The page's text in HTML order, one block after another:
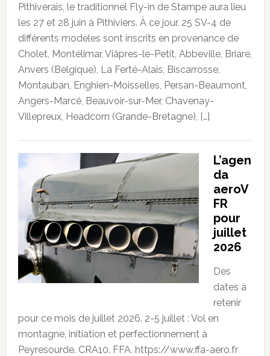
Pithiverais, le traditionnel Fly-in de Stampe aura lieu
les 27 et 28 juin à Pithiviers. À ce jour, 25 SV-4 de
différents modèles sont inscrits en provenance de
Cholet, Montélimar, Viâpres-le-Petit, Abbeville, Briare,
Anvers (Belgique), La Ferté-Alais, Biscarrosse,
Montauban, Enghien-Moisselles, Persan-Beaumont,
Angers-Marcé, Beauvoir-sur-Mer, Chavenay-
Villepreux, Headcorn (Grande-Bretagne), […]
L’agen
da
aeroV
FR
pour
juillet
2026
Des
dates à
retenir
pour ce mois de juillet 2026. 2-5 juillet : Vol en
montagne, initiation et perfectionnement à
Peyresourde. CRA10. FFA. https://www.ffa-aero.fr